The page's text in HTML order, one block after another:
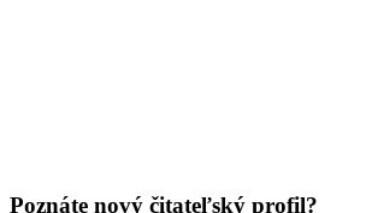
Poznáte nový čitateľský profil?